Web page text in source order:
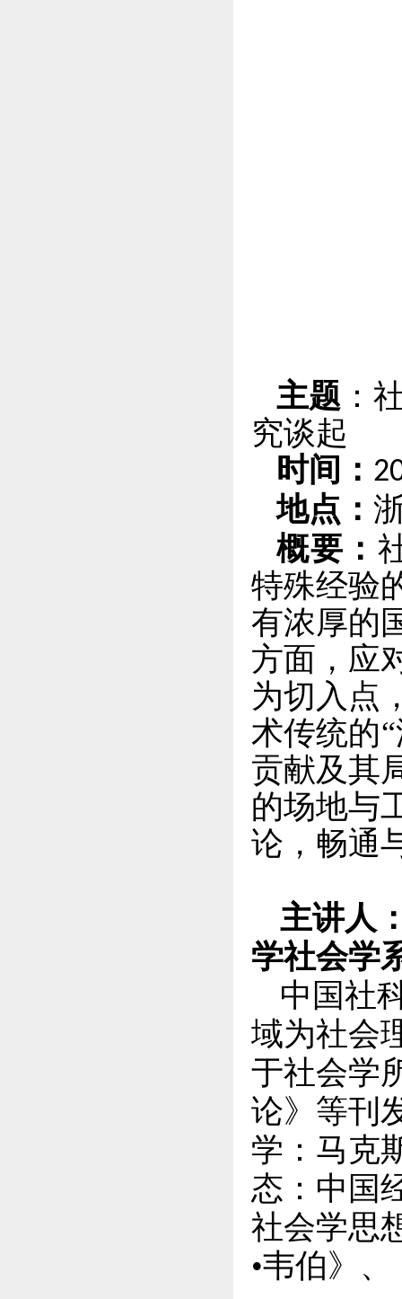
主题 ：
究谈起
时间：
地点：
概要：
特殊经验
有浓厚的
方面，应
为切入点
术传统的
贡献及其
的场地与
论，畅通
主讲人
学社会学
中国社
域为社会
于社会学
论》等刊
学：马克
态：中国
社会学思
•韦伯》